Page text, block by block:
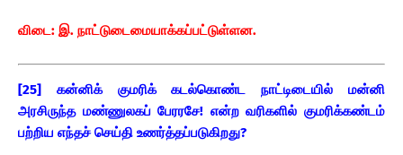
விடை: இ. நாட்டுடைமையாக்கப்பட்டுள்ளன.
[25] கன்னிக் குமரிக் கடல்கொண்ட நாட்டிடையில் மன்னி
அரசிருந்த மண்ணுலகப் பேரரசே! என்ற வரிகளில் குமரிக்கண்டம்
பற்றிய எந்தச் செய்தி உணர்த்தப்படுகிறது?